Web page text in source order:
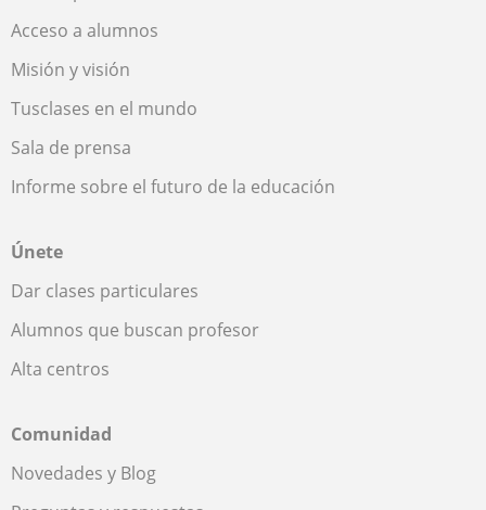
Acceso a alumnos
Misión y visión
Tusclases en el mundo
Sala de prensa
Informe sobre el futuro de la educación
Únete
Dar clases particulares
Alumnos que buscan profesor
Alta centros
Comunidad
Novedades y Blog